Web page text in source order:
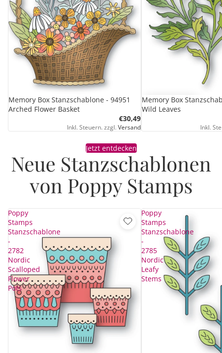
Ausverkauft
Memory Box Stanzschablone - 94951
Arched Flower Basket
€30,49
Inkl. Steuern. zzgl. Versand
Memory Box
Wild Leaves
Inkl.
Jetzt entdecken
Neue Stanzschablonen
von Poppy Stamps
Poppy
Stamps
Stanzschablone
-
2782
Nordic
Scalloped
Flower
Pots
Poppy
Stamps
Stanzschablone
-
2785
Nordic
Leafy
Stems